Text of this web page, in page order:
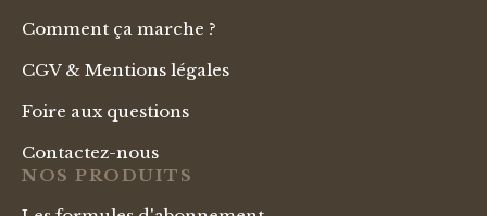
Comment ça marche ?
CGV & Mentions légales
Foire aux questions
Contactez-nous
NOS PRODUITS